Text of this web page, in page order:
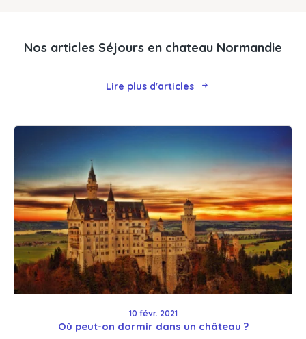
Nos articles Séjours en chateau Normandie
Lire plus d'articles
10 févr. 2021
Où peut-on dormir dans un château ?